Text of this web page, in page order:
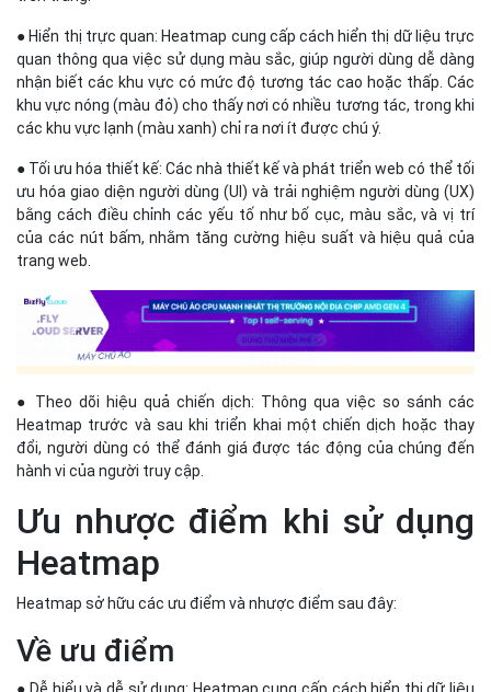
trang web.
Heatmap trước và sau khi triển khai một chiến dịch hoặc thay
đổi, người dùng có thể đánh giá được tác động của chúng đến
hành vi của người truy cập.
Ưu nhược điểm khi sử dụng
Heatmap
Heatmap sở hữu các ưu điểm và nhược điểm sau đây:
Về ưu điểm
● Dễ hiểu và dễ sử dụng: Heatmap cung cấp cách hiển thị dữ liệu
trực quan bằng màu sắc, dễ dàng để mọi người hiểu ngay cả khi
không có nền tảng kỹ thuật sâu rộng.
● Tiết kiệm thời gian: Cho phép nhà quản lý nhanh chóng nhận ra
phải phân tích từng chỉ số phức tạp.
● Cung cấp thông tin chi tiết về hành vi người dùng: Cung cấp
thông tin chi tiết về cách người dùng tương tác với trang web,
giúp các nhà quản lý đưa ra các quyết định dựa trên dữ liệu thực
tế.